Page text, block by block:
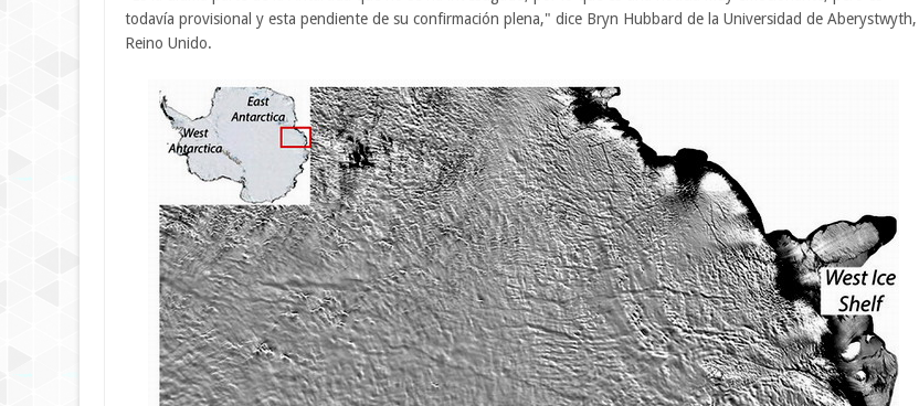
todavía provisional y esta pendiente de su confirmación plena," dice Bryn Hubbard de la Universidad de Aberystwyth,
Reino Unido.